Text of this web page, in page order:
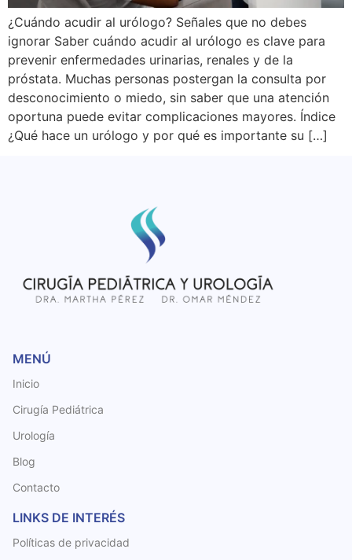
¿Cuándo acudir al urólogo? Señales que no debes
ignorar Saber cuándo acudir al urólogo es clave para
prevenir enfermedades urinarias, renales y de la
próstata. Muchas personas postergan la consulta por
desconocimiento o miedo, sin saber que una atención
oportuna puede evitar complicaciones mayores. Índice
¿Qué hace un urólogo y por qué es importante su […]
MENÚ
Inicio
Cirugía Pediátrica
Urología
Blog
Contacto
LINKS DE INTERÉS
Políticas de privacidad